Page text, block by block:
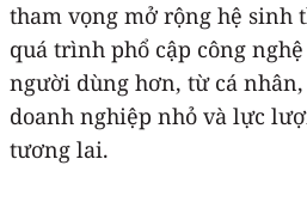
tham vọng mở rộng hệ sinh
quá trình phổ cập công
người dùng hơn, từ cá
doanh nghiệp nhỏ và lực
tương lai.